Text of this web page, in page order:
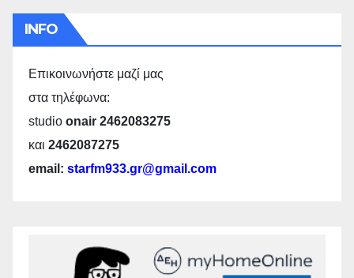
INFO
Επικοινωνήστε μαζί μας
στα τηλέφωνα:
studio onair 2462083275
και 2462087275
email: starfm933.gr@gmail.com